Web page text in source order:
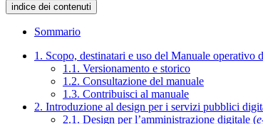
indice dei contenuti
Sommario
1. Scopo, destinatari e uso del Manuale operativo
1.1. Versionamento e storico
1.2. Consultazione del manuale
1.3. Contribuisci al manuale
2. Introduzione al design per i servizi pubblici
2.1. Design per l’amministrazione digitale (